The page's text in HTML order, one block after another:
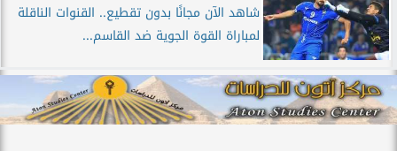
شاهد الآن مجانًا بدون تقطيع.. القنوات الناقلة
لمباراة القوة الجوية ضد القاسم...